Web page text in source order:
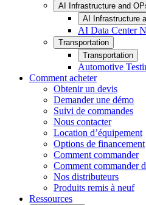
AI Infrastructure and
AI Infrastructure
AI Data Center
Transportation
Transportation
Automotive
Comment acheter
Obtenir un devis
Demander une démo
Suivi de commandes
Nous contacter
Location d’équipement
Options de financement
Comment commander
Comment commander
Nos distributeurs
Produits remis à neuf
Ressources